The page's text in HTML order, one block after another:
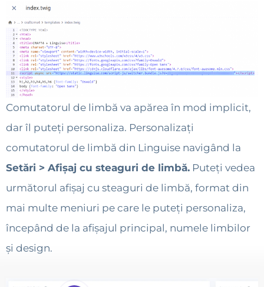
Comutatorul de limbă va apărea în mod implicit,
dar îl puteți personaliza. Personalizați
comutatorul de limbă din Linguise navigând la
Setări > Afișaj cu steaguri de limbă. Puteți vedea
următorul afișaj cu steaguri de limbă, format din
mai multe meniuri pe care le puteți personaliza,
începând de la afișajul principal, numele limbilor
și design.